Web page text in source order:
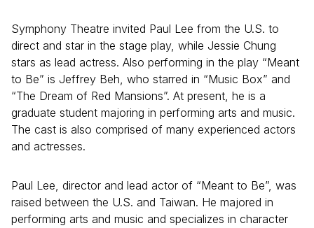
Symphony Theatre invited Paul Lee from the U.S. to
direct and star in the stage play, while Jessie Chung
stars as lead actress. Also performing in the play “Meant
to Be” is Jeffrey Beh, who starred in “Music Box” and
“The Dream of Red Mansions”. At present, he is a
graduate student majoring in performing arts and music.
The cast is also comprised of many experienced actors
and actresses.
Paul Lee, director and lead actor of “Meant to Be”, was
raised between the U.S. and Taiwan. He majored in
performing arts and music and specializes in character